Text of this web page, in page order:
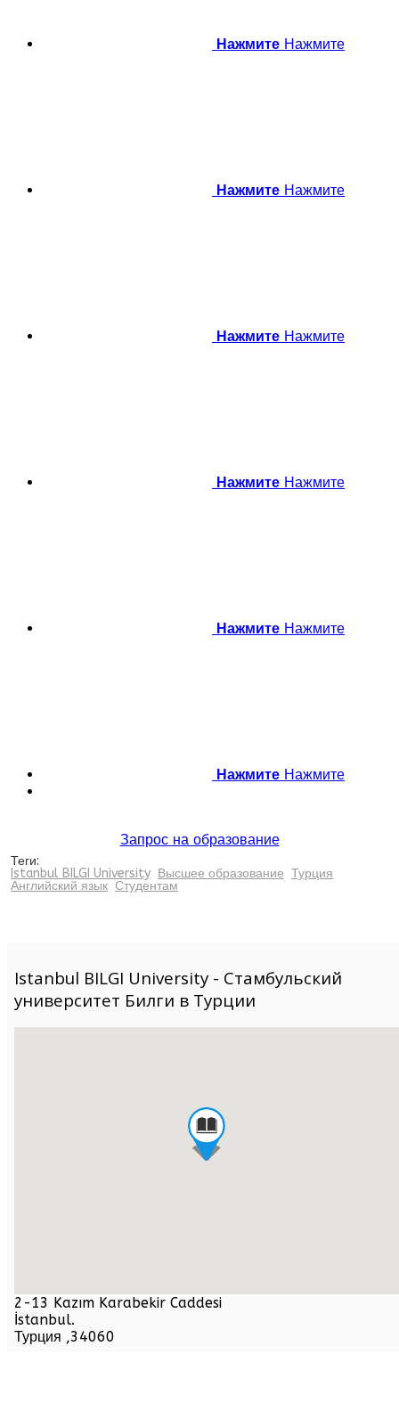
Нажмите Нажмите
Нажмите Нажмите
Нажмите Нажмите
Нажмите Нажмите
Нажмите Нажмите
Нажмите Нажмите
Запрос на образование
Теги:
Istanbul BILGI University Высшее образование Турция
Английский язык Студентам
Istanbul BILGI University - Стамбульский
университет Билги в Турции
2-13 Kazım Karabekir Caddesi
İstanbul.
Турция ,34060